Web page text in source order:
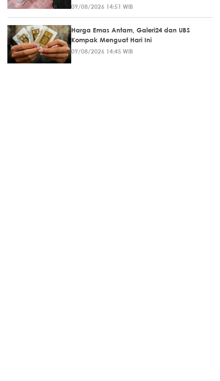
09/08/2026 14:51 WIB
Harga Emas Antam, Galeri24 dan UBS
Kompak Menguat Hari Ini
09/08/2026 14:45 WIB